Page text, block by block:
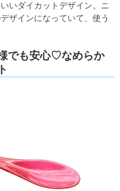
いダイカットデザイン。ニ
ザインになっていて、使う
でも安心♡なめらか